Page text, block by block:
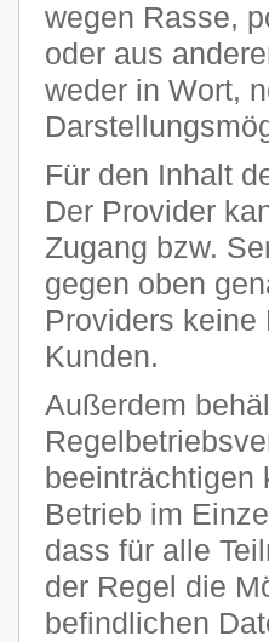
wegen Rasse,
oder aus
weder in Wort,
Für den Inhalt
Der Provider
Zugang bzw.
gegen oben
Providers keine
Kunden.
Außerdem
beeinträchtigen
Betrieb im
dass für alle
der Regel die
befindlichen